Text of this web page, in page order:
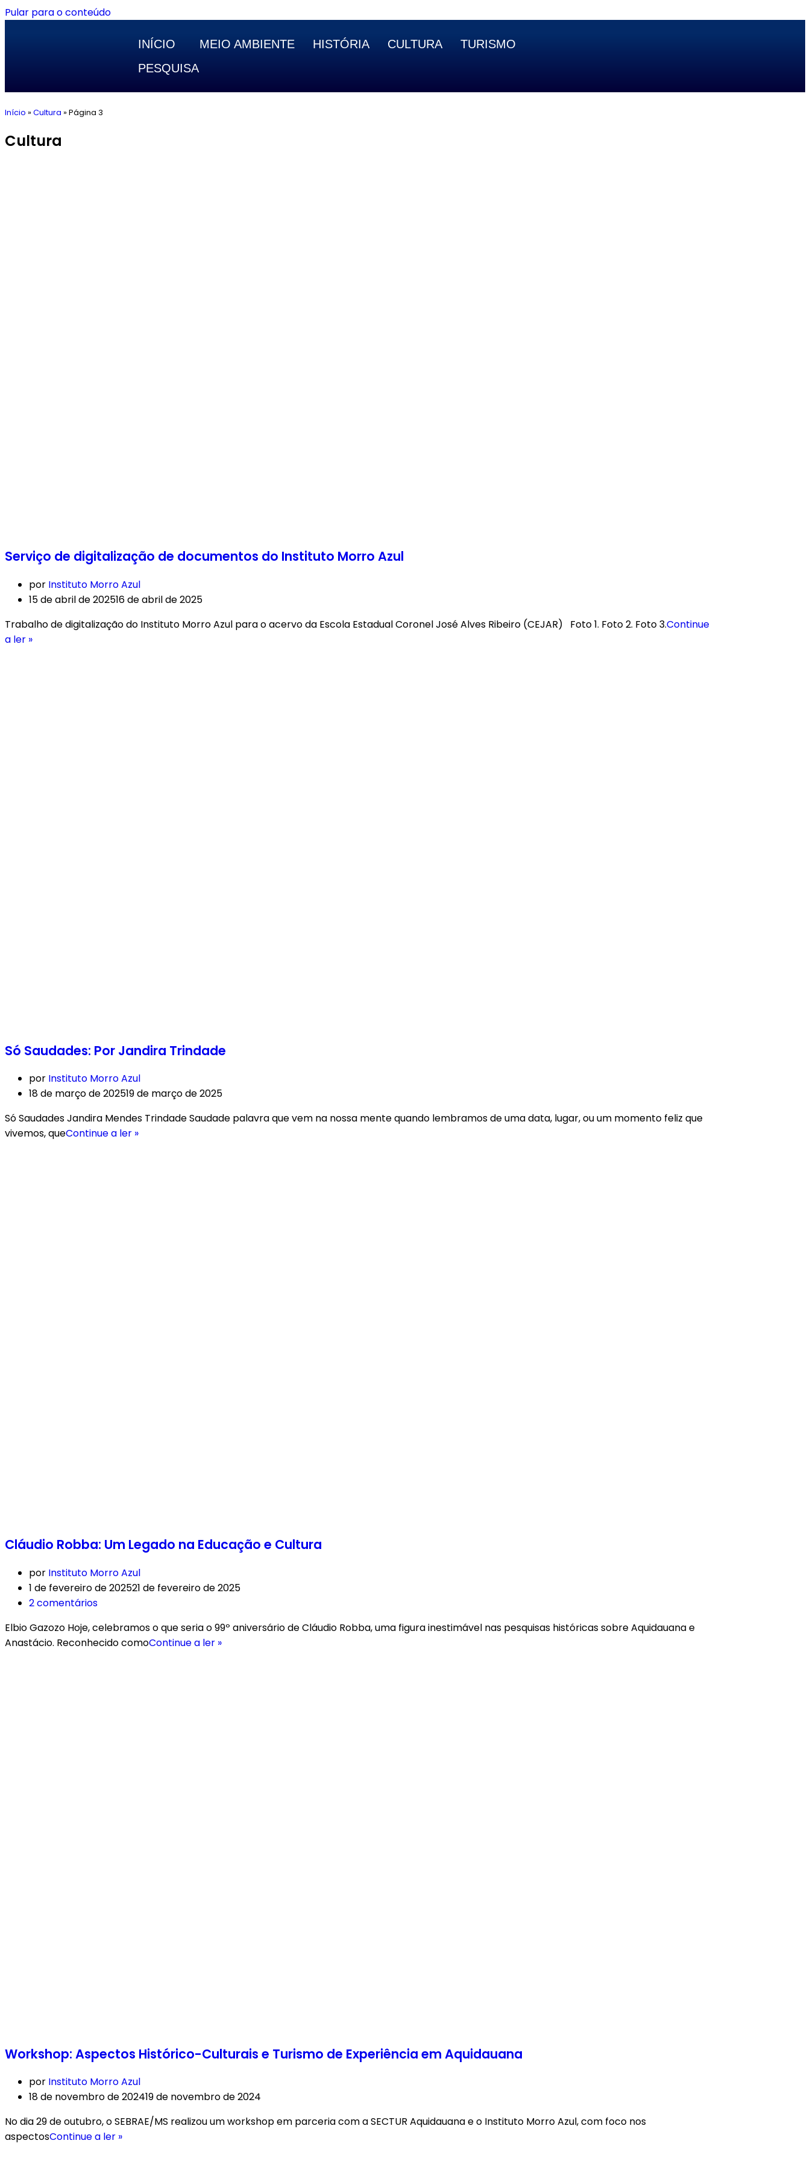
Pular para o conteúdo
INÍCIO MEIO AMBIENTE HISTÓRIA CULTURA
TURISMO
PESQUISA
Início » Cultura » Página 3
Cultura
Serviço de digitalização de documentos do Instituto Morro Azul
por Instituto Morro Azul
15 de abril de 202516 de abril de 2025
Trabalho de digitalização do Instituto Morro Azul para o acervo da Escola Estadual Coronel José Alves Ribeiro (CEJAR) Foto 1. Foto 2. Foto 3.Continue
a ler »
Só Saudades: Por Jandira Trindade
por Instituto Morro Azul
18 de março de 202519 de março de 2025
Só Saudades Jandira Mendes Trindade Saudade palavra que vem na nossa mente quando lembramos de uma data, lugar, ou um momento feliz que
vivemos, queContinue a ler »
Cláudio Robba: Um Legado na Educação e Cultura
por Instituto Morro Azul
1 de fevereiro de 202521 de fevereiro de 2025
2 comentários
Elbio Gazozo Hoje, celebramos o que seria o 99º aniversário de Cláudio Robba, uma figura inestimável nas pesquisas históricas sobre Aquidauana e
Anastácio. Reconhecido comoContinue a ler »
Workshop: Aspectos Histórico-Culturais e Turismo de Experiência em Aquidauana
por Instituto Morro Azul
18 de novembro de 202419 de novembro de 2024
No dia 29 de outubro, o SEBRAE/MS realizou um workshop em parceria com a SECTUR Aquidauana e o Instituto Morro Azul, com foco nos
aspectosContinue a ler »